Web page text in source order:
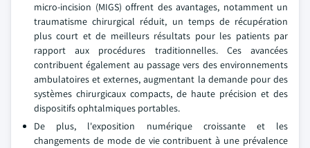
micro-incision (MIGS) offrent des avantages, notamment un
traumatisme chirurgical réduit, un temps de récupération
plus court et de meilleurs résultats pour les patients par
rapport aux procédures traditionnelles. Ces avancées
contribuent également au passage vers des environnements
ambulatoires et externes, augmentant la demande pour des
systèmes chirurgicaux compacts, de haute précision et des
dispositifs ophtalmiques portables.
De plus, l'exposition numérique croissante et les
changements de mode de vie contribuent à une prévalence